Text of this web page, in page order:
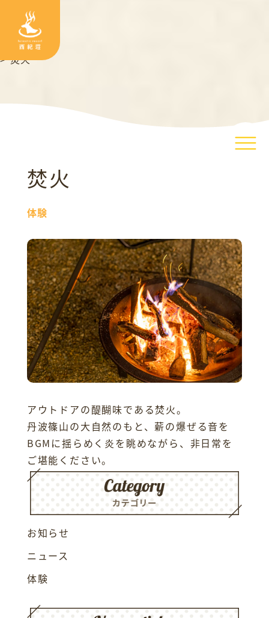
体験
>焚火
焚火
体験
アウトドアの醍醐味である焚火。
丹波篠山の大自然のもと、薪の爆ぜる音を
BGMに揺らめく炎を眺めながら、非日常を
ご堪能ください。
お知らせ
ニュース
体験